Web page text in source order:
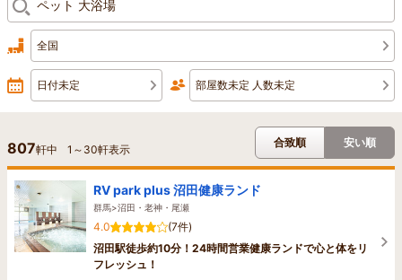
全国
日付未定 部屋数未定 人数未定
807軒中 1 ～ 30軒表示
合致順 安い順
RV park plus 沼田健康ランド
群馬>沼田・老神・尾瀬
4.0
(7件)
沼田駅徒歩約10分！24時間営業健康ランドで心と体をリ
フレッシュ！